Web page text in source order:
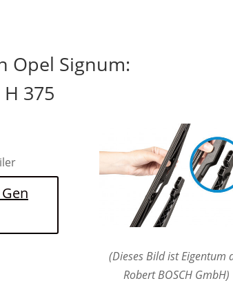
Opel Signum:
375
(Dieses Bild ist Eigentum
Robert BOSCH GmbH)